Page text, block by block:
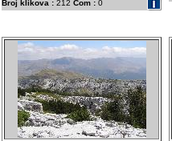
Broj klikova : 212 Com : 0